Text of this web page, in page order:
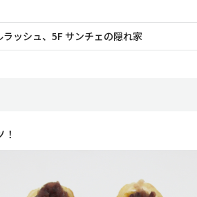
ラッシュ、5F サンチェの隠れ家